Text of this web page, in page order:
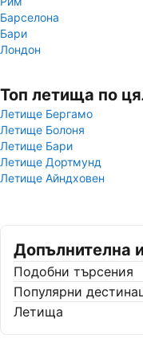
Барселона
Бари
Лондон
Топ летища по
Летище Бергамо
Летище Болоня
Летище Бари
Летище Дортмунд
Летище Айндховен
Допълнителна
Подобни търсения
Популярни
Летища